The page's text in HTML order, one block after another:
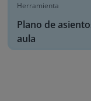
Herramienta
Plano de
aula